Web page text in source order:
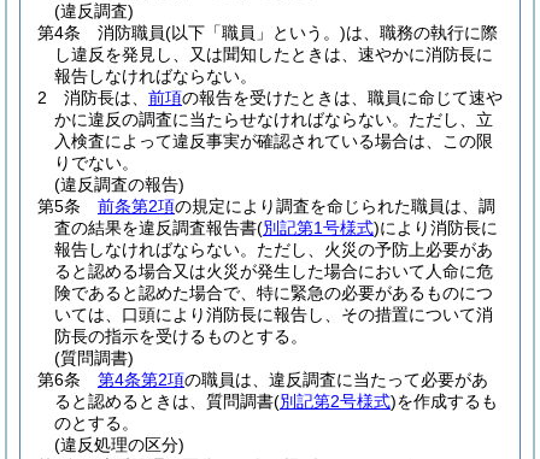
(違反調査)
第4条
消防職員(以下「職員」という。)は、職務の執行に際
し違反を発見し、又は聞知したときは、速やかに消防長に
報告しなければならない。
2
消防長は、 前項の報告を受けたときは、職員に命じて速や
かに違反の調査に当たらせなければならない。 ただし、立
入検査によって違反事実が確認されている場合は、この限
りでない。
(違反調査の報告)
第5条
前条第2項の規定により調査を命じられた職員は、調
査の結果を違反調査報告書(別記第1号様式)により消防長に
報告しなければならない。 ただし、火災の予防上必要があ
ると認める場合又は火災が発生した場合において人命に危
険であると認めた場合で、特に緊急の必要があるものにつ
いては、口頭により消防長に報告し、その措置について消
防長の指示を受けるものとする。
(質問調書)
第6条
第4条第2項の職員は、違反調査に当たって必要があ
ると認めるときは、質問調書(別記第2号様式)を作成するも
のとする。
(違反処理の区分)